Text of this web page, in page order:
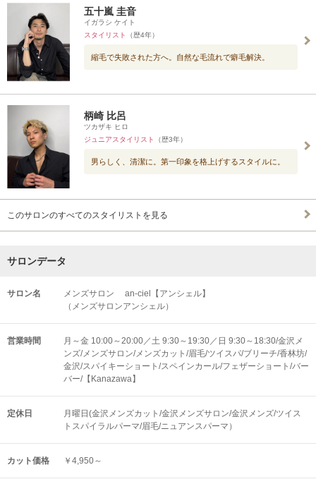
五十嵐 圭音
イガラシ ケイト
スタイリスト
（歴4年）
縮毛で失敗された方へ。自然な毛流れで癖毛解決。
柄崎 比呂
ツカザキ ヒロ
ジュニアスタイリスト
（歴3年）
男らしく、清潔に。第一印象を格上げするスタイルに。
このサロンのすべてのスタイリストを見る
サロンデータ
サロン名
メンズサロン an-ciel【アンシェル】
（メンズサロンアンシェル）
営業時間
月～金 10:00～20:00／土 9:30～19:30／日 9:30～18:30/金沢メ
ンズ/メンズサロン/メンズカット/眉毛/ツイスパ/ブリーチ/香林坊/
金沢/スパイキーショート/スペインカール/フェザーショート/バー
バー/【Kanazawa】
定休日
月曜日(金沢メンズカット/金沢メンズサロン/金沢メンズ/ツイス
トスパイラルパーマ/眉毛/ニュアンスパーマ）
カット価格 ￥4,950～